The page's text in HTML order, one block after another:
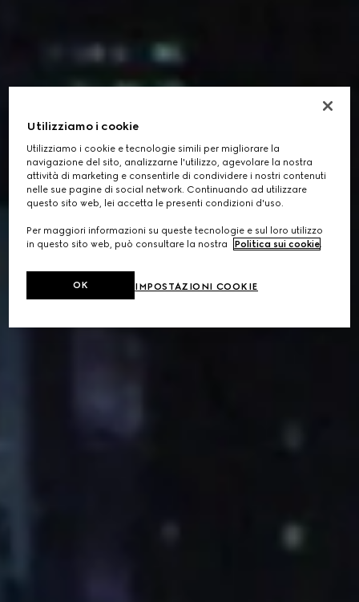
Utilizziamo i cookie
Utilizziamo i cookie e tecnologie simili per migliorare la
navigazione del sito, analizzarne l'utilizzo, agevolare la nostra
attività di marketing e consentirle di condividere i nostri contenuti
nelle sue pagine di social network. Continuando ad utilizzare
questo sito web, lei accetta le presenti condizioni d'uso.
Per maggiori informazioni su queste tecnologie e sul loro utilizzo
in questo sito web, può consultare la nostra
Politica sui cookie
IMPOSTAZIONI COOKIE
OK